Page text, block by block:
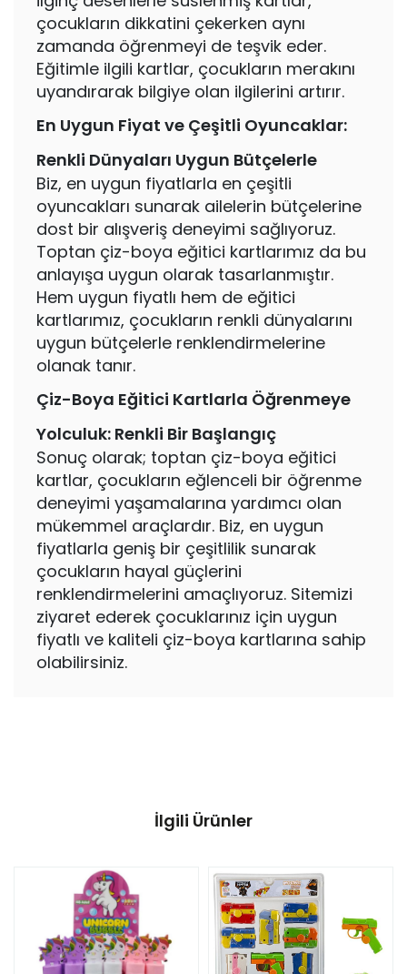
çocukların dikkatini çekerken aynı
zamanda öğrenmeyi de teşvik eder.
Eğitimle ilgili kartlar, çocukların merakını
uyandırarak bilgiye olan ilgilerini artırır.
En Uygun Fiyat ve Çeşitli Oyuncaklar:
Renkli Dünyaları Uygun Bütçelerle
Biz, en uygun fiyatlarla en çeşitli
oyuncakları sunarak ailelerin bütçelerine
dost bir alışveriş deneyimi sağlıyoruz.
Toptan çiz-boya eğitici kartlarımız da bu
anlayışa uygun olarak tasarlanmıştır.
Hem uygun fiyatlı hem de eğitici
kartlarımız, çocukların renkli dünyalarını
uygun bütçelerle renklendirmelerine
olanak tanır.
Çiz-Boya Eğitici Kartlarla Öğrenmeye
Yolculuk: Renkli Bir Başlangıç
Sonuç olarak; toptan çiz-boya eğitici
kartlar, çocukların eğlenceli bir öğrenme
deneyimi yaşamalarına yardımcı olan
mükemmel araçlardır. Biz, en uygun
fiyatlarla geniş bir çeşitlilik sunarak
çocukların hayal güçlerini
renklendirmelerini amaçlıyoruz. Sitemizi
ziyaret ederek çocuklarınız için uygun
fiyatlı ve kaliteli çiz-boya kartlarına sahip
olabilirsiniz.
İlgili Ürünler